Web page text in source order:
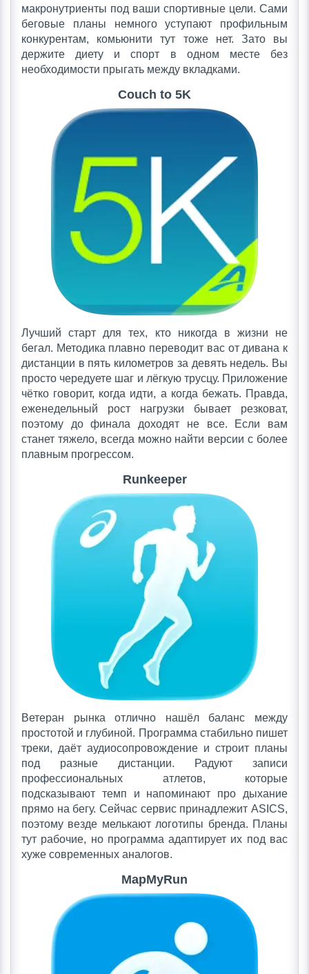
макронутриенты под ваши спортивные цели. Сами
беговые планы немного уступают профильным
конкурентам, комьюнити тут тоже нет. Зато вы
держите диету и спорт в одном месте без
необходимости прыгать между вкладками.
Couch to 5K
Лучший старт для тех, кто никогда в жизни не
бегал. Методика плавно переводит вас от дивана к
дистанции в пять километров за девять недель. Вы
просто чередуете шаг и лёгкую трусцу. Приложение
чётко говорит, когда идти, а когда бежать. Правда,
еженедельный рост нагрузки бывает резковат,
поэтому до финала доходят не все. Если вам
станет тяжело, всегда можно найти версии с более
плавным прогрессом.
Runkeeper
Ветеран рынка отлично нашёл баланс между
простотой и глубиной. Программа стабильно пишет
треки, даёт аудиосопровождение и строит планы
под разные дистанции. Радуют записи
профессиональных атлетов, которые
подсказывают темп и напоминают про дыхание
прямо на бегу. Сейчас сервис принадлежит ASICS,
поэтому везде мелькают логотипы бренда. Планы
тут рабочие, но программа адаптирует их под вас
хуже современных аналогов.
MapMyRun